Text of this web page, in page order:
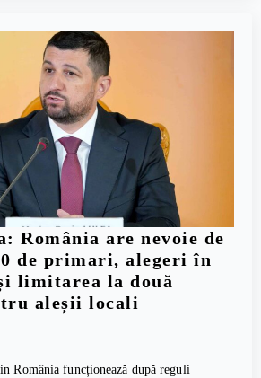
România are nevoie de
de primari, alegeri în
limitarea la două
aleșii locali
România funcționează după reguli